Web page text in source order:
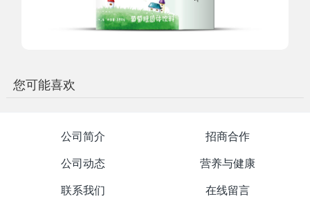
您可能喜欢
公司简介
招商合作
公司动态
营养与健康
联系我们
在线留言